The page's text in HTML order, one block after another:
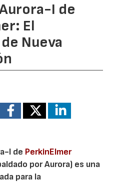
I de
El
Nueva
I de PerkinElmer
por Aurora) es una
para la